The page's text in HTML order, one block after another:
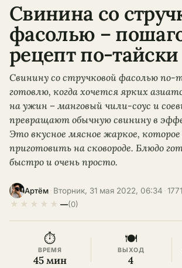
Свинина со
фасолью –
рецепт по-тайски
Свинину со стручковой фасолью по-
готовлю, когда хочется ярких
на ужин – манговый чили-соус и
превращают обычную свинину в
Это вкусное мясное жаркое, которое
приготовить на сковороде. Блюдо
быстро и очень просто.
Артём Вторник, 31 мая 2022, 06:34
★ ★ ★ ★ ★ —(0)
⏱
ВРЕМЯ
45 мин
🍽
ВЫХОД
4